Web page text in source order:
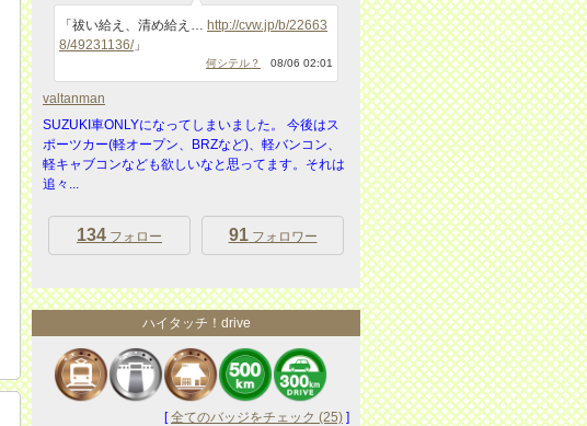
「祓い給え、清め給え… http://cvw.jp/b/22663
8/49231136/」
何シテル？ 08/06 02:01
valtanman
SUZUKI車ONLYになってしまいました。 今後はス
ポーツカー(軽オープン、BRZなど)、軽バンコン、
軽キャブコンなども欲しいなと思ってます。それは
追々...
134 フォロー 91フォロワー
ハイタッチ！drive
[全てのバッジをチェック (25) ]